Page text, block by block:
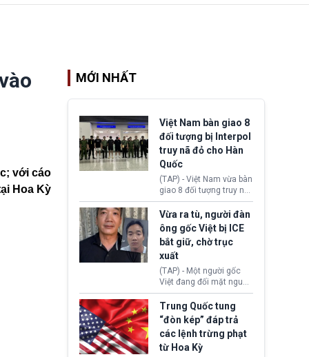
với cáo
Hoa Kỳ
MỚI NHẤT
Việt Nam bàn giao 8
đối tượng bị Interpol
truy nã đỏ cho Hàn
Quốc
(TAP) - Việt Nam vừa bàn
giao 8 đối tượng truy nã
đỏ Interpol cho lực lượng
chức năng Hàn Quốc.
Nhóm này bị xác định
lừa đảo 619 nạn nhân,
chiếm đoạt hơn 17,7 tỷ
KRW.
Vừa ra tù, người đàn
ông gốc Việt bị ICE
bắt giữ, chờ trục
xuất
(TAP) - Một người gốc
Việt đang đối mặt nguy
cơ bị trục xuất khỏi Hoa
Kỳ sau khi đã chấp hành
xong bản án liên quan
đến tội ác từ hơn 30
năm trước tại California.
Trung Quốc tung
“đòn kép” đáp trả
các lệnh trừng phạt
từ Hoa Kỳ